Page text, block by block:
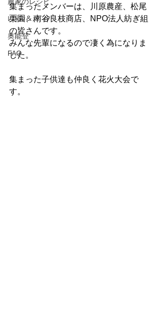
ﾚｽﾄﾗﾝ＆ﾒﾃﾞｨｱ
奥能登
FAQ
集まったメンバーは、川原農産、松尾
栗園、南谷良枝商店、NPO法人紡ぎ組
の皆さんです。
みんな先輩になるので凄く為になりま
した。
集まった子供達も仲良く花火大会で
す。